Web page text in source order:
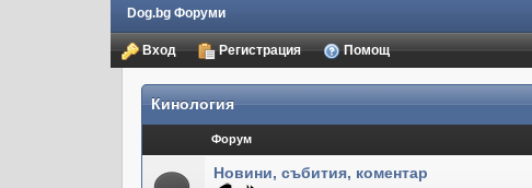
Dog.bg Форуми
Вход Регистрация Помощ
Кинология
Форум
Новини, събития, коментар